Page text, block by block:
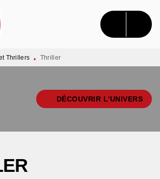
CONTENU
Thrillers • Thriller
DÉCOUVRIR L'UNIVERS